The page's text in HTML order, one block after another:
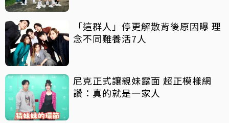
「這群人」停更解散背後原因曝 理
念不同難養活7人
尼克正式讓親妹露面 超正模樣網
讚：真的就是一家人